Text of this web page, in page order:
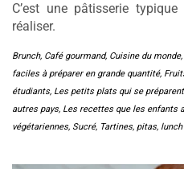
C’est une pâtisserie
réaliser.
Brunch, Café gourmand, Cuisine du monde,
faciles à préparer en grande quantité,
étudiants, Les petits plats qui se
autres pays, Les recettes que les enfants
végétariennes, Sucré, Tartines, pitas, lunch